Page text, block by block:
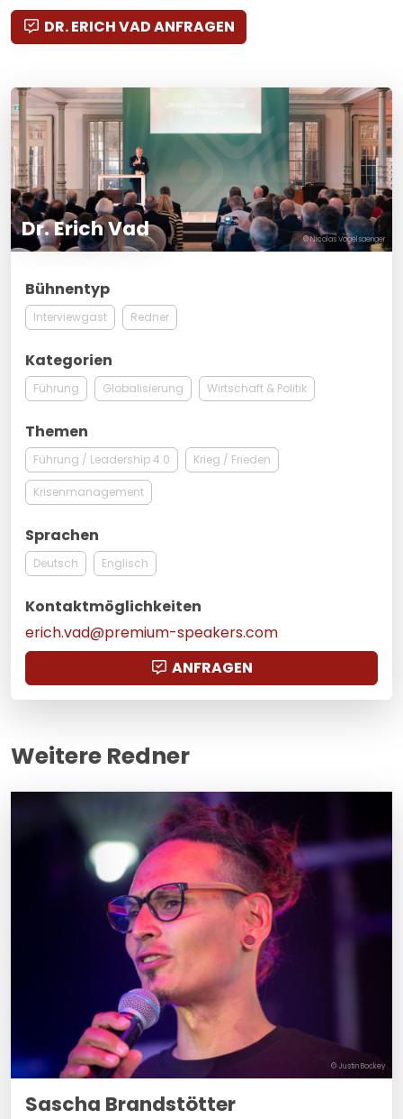
DR. ERICH VAD ANFRAGEN
© Nicolas Vogelsaenger
Dr. Erich Vad
Bühnentyp
Interviewgast Redner
Kategorien
Führung Globalisierung Wirtschaft & Politik
Themen
Führung / Leadership 4.0 Krieg / Frieden
Krisenmanagement
Sprachen
Deutsch Englisch
Kontaktmöglichkeiten
erich.vad@premium-speakers.com
ANFRAGEN
Weitere Redner
© Justin Bockey
Sascha Brandstötter